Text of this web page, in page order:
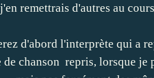
remettrais d'autres au
d'abord l'interprète qui a
de chanson repris, lorsque